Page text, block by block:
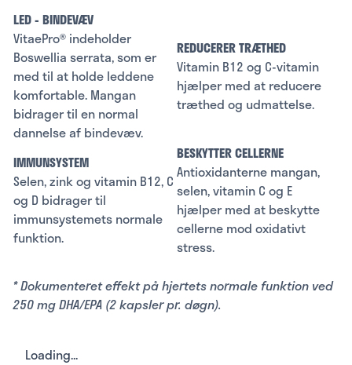
LED - BINDEVÆV
VitaePro® indeholder
Boswellia serrata, som er
med til at holde leddene
komfortable. Mangan
bidrager til en normal
dannelse af bindevæv.
REDUCERER TRÆTHED
Vitamin B12 og C-vitamin
hjælper med at reducere
træthed og udmattelse.
IMMUNSYSTEM
Selen, zink og vitamin B12, C
og D bidrager til
immunsystemets normale
funktion.
BESKYTTER CELLERNE
Antioxidanterne mangan,
selen, vitamin C og E
hjælper med at beskytte
cellerne mod oxidativt
stress.
* Dokumenteret effekt på hjertets normale funktion ved
250 mg DHA/EPA (2 kapsler pr. døgn).
Loading...